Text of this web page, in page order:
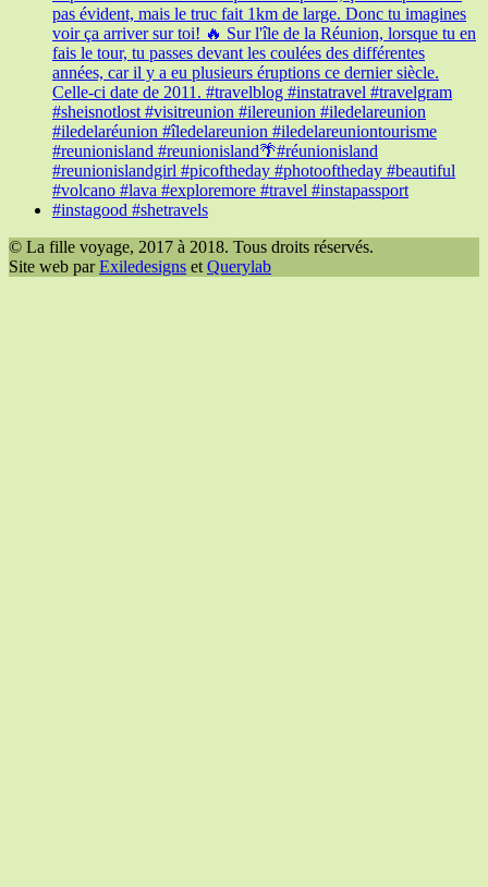
© La fille voyage, 2017 à 2018. Tous droits réservés.
Site web parExiledesigns et Querylab